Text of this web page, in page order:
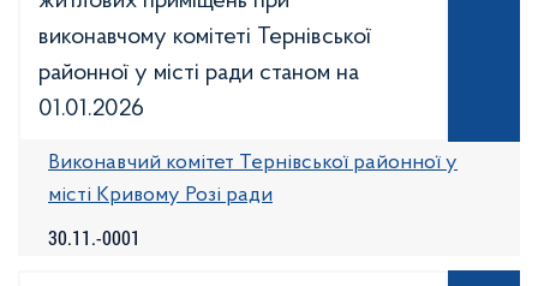
виконавчому комітеті Тернівської
районної у місті ради станом на
01.01.2026
30.11.-0001
Виконавчий комітет Тернівської районної у
місті Кривому Розі ради